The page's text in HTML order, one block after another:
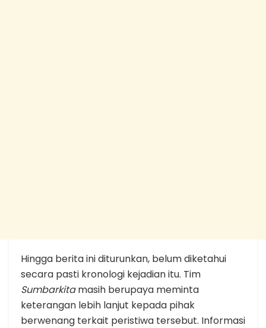
Hingga berita ini diturunkan, belum diketahui
secara pasti kronologi kejadian itu. Tim
Sumbarkitamasih berupaya meminta
keterangan lebih lanjut kepada pihak
berwenang terkait peristiwa tersebut. Informasi